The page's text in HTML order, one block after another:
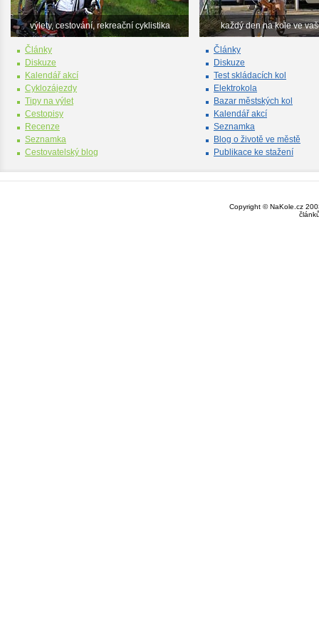
výlety, cestování, rekreační cyklistika
Články
Diskuze
Kalendář akcí
Cyklozájezdy
Tipy na výlet
Cestopisy
Recenze
Seznamka
Cestovatelský blog
každý den na kole ve
Články
Diskuze
Test skládacích kol
Elektrokola
Bazar městských kol
Kalendář akcí
Seznamka
Blog o životě ve městě
Publikace ke stažení
Copyright © NaKole.cz